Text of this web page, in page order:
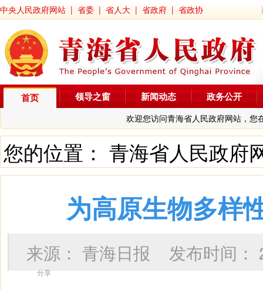
中央人民政府网站 | 省委 | 省人大 | 省政府 | 省政协
首页
欢迎您访问青海省人民政府网站，您
领导之窗 新闻动态 政务公开
您的位置： 青海省人民政府
为高原生物多样
来源： 青海日报 发布时间：
分享